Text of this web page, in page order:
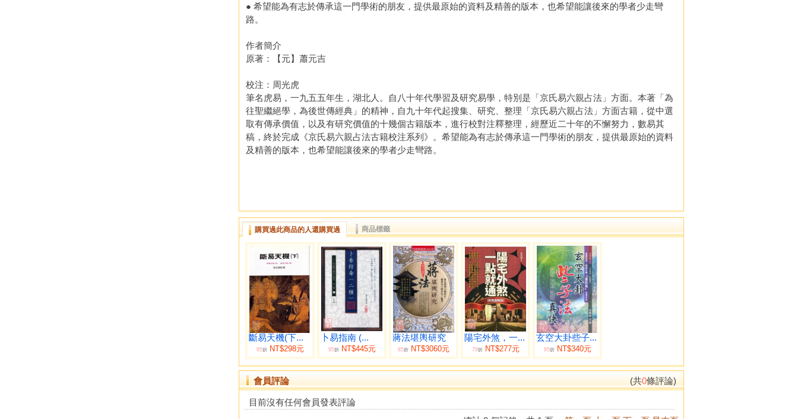
● 希望能為有志於傳承這一門學術的朋友，提供最原始的資料及精善的版本，也希望能讓後來的學者少走彎
路。
作者簡介
原著：【元】蕭元吉
校注：周光虎
筆名虎易，一九五五年生，湖北人。自八十年代學習及研究易學，特別是「京氏易六親占法」方面。本著「為
往聖繼絕學，為後世傳經典」的精神，自九十年代起搜集、研究、整理「京氏易六親占法」方面古籍，從中選
取有傳承價值，以及有研究價值的十幾個古籍版本，進行校對注釋整理，經歷近二十年的不懈努力，數易其
稿，終於完成《京氏易六親占法古籍校注系列》。希望能為有志於傳承這一門學術的朋友，提供最原始的資料
及精善的版本，也希望能讓後來的學者少走彎路。
購買過此商品的人還購買過 商品標籤
斷易天機(下...
85折NT$298元
卜易指南 (...
95折NT$445元
蔣法堪輿研究
85折 NT$3060元
陽宅外煞，一...
79折NT$277元
玄空大卦些子...
85折NT$340元
會員評論 (共0條評論)
目前沒有任何會員發表評論